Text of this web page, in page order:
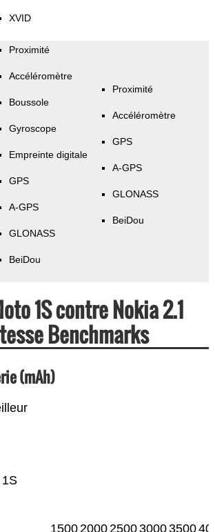
XVID
Proximité
Accéléromètre
Boussole
Gyroscope
Empreinte digitale
GPS
A-GPS
GLONASS
BeiDou
Proximité
Accéléromètre
GPS
A-GPS
GLONASS
BeiDou
1S contre Nokia 2.1
Benchmarks
(mAh)
1500 2000 250030003500